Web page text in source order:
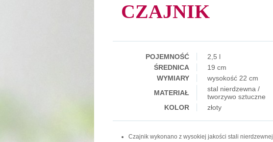
CZAJNIK
POJEMNOŚĆ
2,5 l
ŚREDNICA
19 cm
WYMIARY
wysokość 22 cm
MATERIAŁ
stal nierdzewna /
tworzywo sztuczne
KOLOR
złoty
Czajnik wykonano z wysokiej jakości stali nierdzewnej